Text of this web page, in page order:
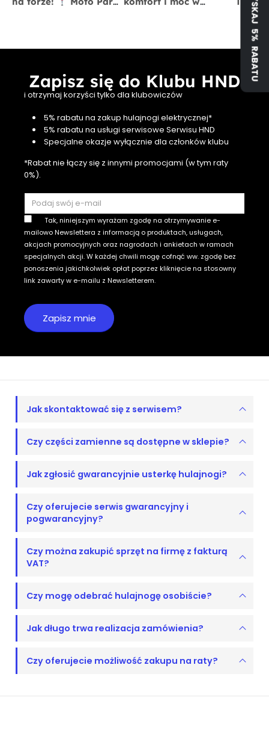
x
Zapisz się do Klubu HND
i otrzymaj korzyści tylko dla klubowiczów
5% rabatu na zakup hulajnogi elektrycznej*
5% rabatu na usługi serwisowe Serwisu HND
Specjalne okazje wyłącznie dla członków klubu
*Rabat nie łączy się z innymi promocjami (w tym raty
0%).
Tak, niniejszym wyrażam zgodę na otrzymywanie e-
mailowo Newslettera z informacją o produktach, usługach,
akcjach promocyjnych oraz nagrodach i ankietach w ramach
specjalnych akcji. W każdej chwili mogę cofnąć ww. zgodę bez
ponoszenia jakichkolwiek opłat poprzez kliknięcie na stosowny
link zawarty w e-mailu z Newsletterem.
Jak skontaktować się z serwisem?
Czy części zamienne są dostępne w sklepie?
Jak zgłosić gwarancyjnie usterkę hulajnogi?
Czy oferujecie serwis gwarancyjny i
pogwarancyjny?
Czy można zakupić sprzęt na firmę z fakturą
VAT?
Czy mogę odebrać hulajnogę osobiście?
Jak długo trwa realizacja zamówienia?
Czy oferujecie możliwość zakupu na raty?
ZYSKAJ 5% RABATU